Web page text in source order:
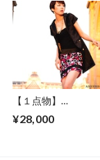
フード アブサード
VENTILATION
【１点物】
ス サテン パーティ
¥28,000